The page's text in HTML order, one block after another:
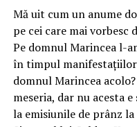
Mă uit cum un anume
pe cei care mai vorbesc
Pe domnul Marincea l-
în timpul manifestațiilor
domnul Marincea
meseria, dar nu acesta
la emisiunile de prânz